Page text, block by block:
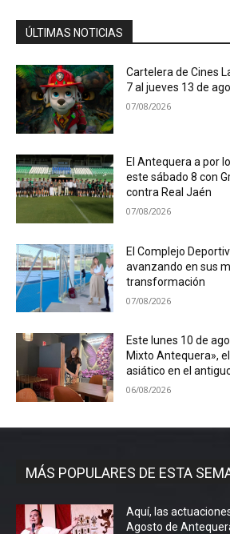
ÚLTIMAS NOTICIAS
Cartelera de Cines
7 al jueves 13 de
07/08/2026
El Antequera a por
este sábado 8 con
contra Real Jaén
07/08/2026
El Complejo
avanzando en sus
transformación
07/08/2026
Este lunes 10 de
Mixto Antequera»,
asiático en el
06/08/2026
MÁS POPULARES DE ESTA
Aquí, las
Agosto de